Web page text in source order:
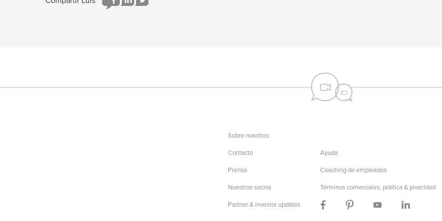
Sobre nosotros
Contacto
Prensa
Nuestros socios
Partner & investor updates
Ayuda
Coaching de empleados
Términos comerciales, política & pivacidad